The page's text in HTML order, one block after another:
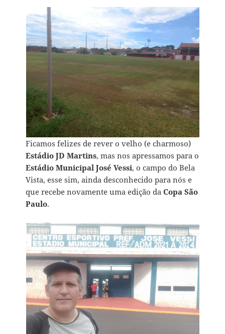
Ficamos felizes de rever o velho (e charmoso)
Estádio JD Martins, mas nos apressamos para o
Estádio Municipal José Vessi, o campo do Bela
Vista, esse sim, ainda desconhecido para nós e
que recebe novamente uma edição daCopa São
Paulo.